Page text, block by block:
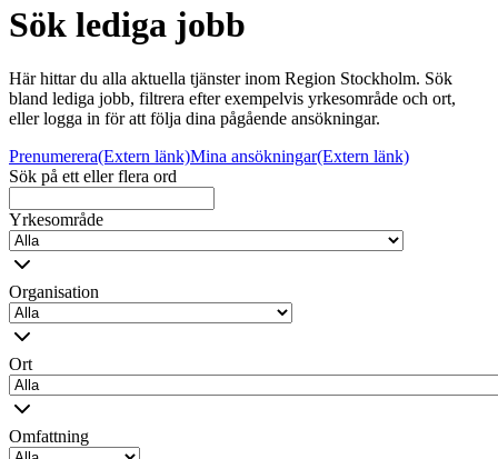
Sök lediga jobb
Här hittar du alla aktuella tjänster inom Region Stockholm. Sök
bland lediga jobb, filtrera efter exempelvis yrkesområde och ort,
eller logga in för att följa dina pågående ansökningar.
Prenumerera(Extern länk)Mina ansökningar(Extern länk)
Sök på ett eller flera ord
Yrkesområde
Organisation
Ort
Omfattning